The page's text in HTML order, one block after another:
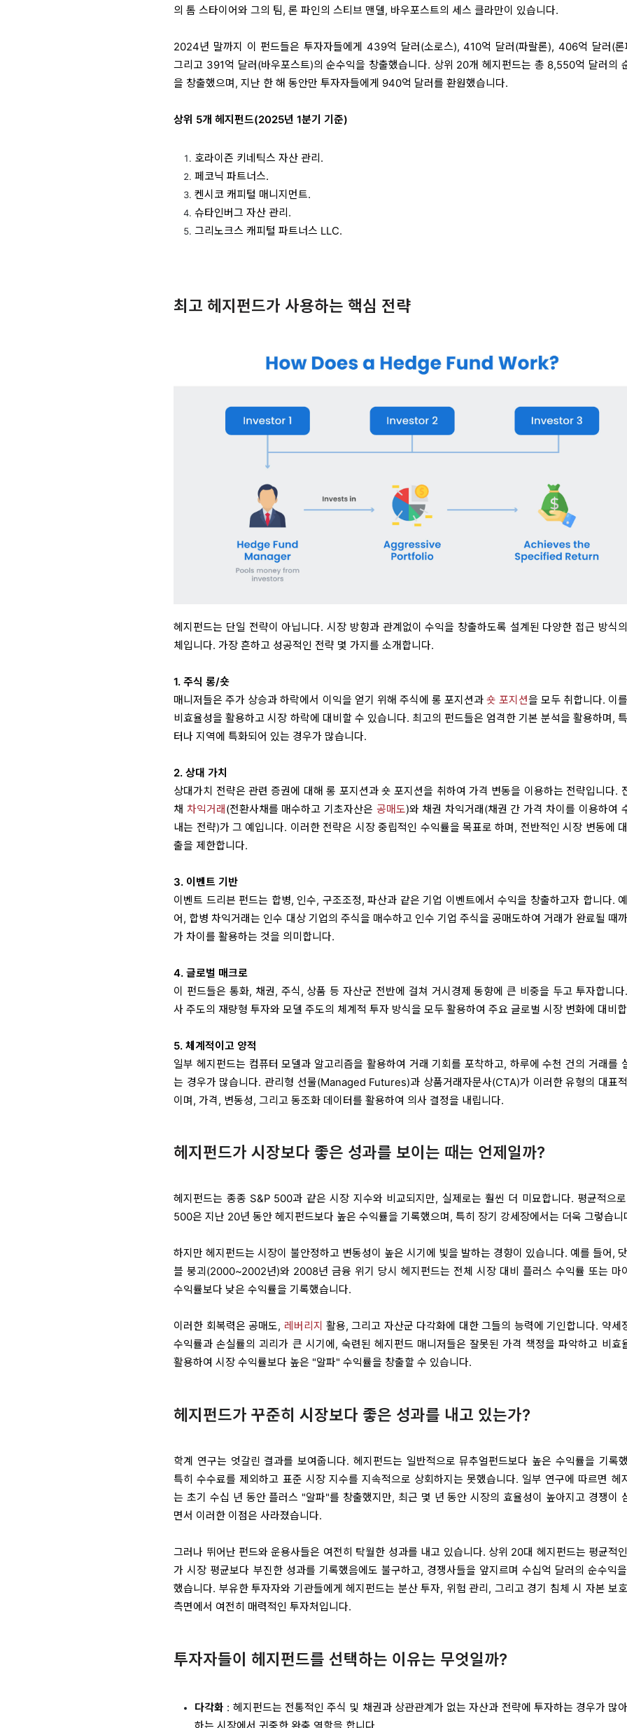
의 톰 스타이어와 그의 팀, 론 파인의 스티브 맨델, 바우포스트의 세스 클라만이 있습니다.
2024년 말까지 이 펀드들은 투자자들에게 439억 달러(소로스), 410억 달러(파랄론), 406억 달러(론
그리고 391억 달러(바우포스트)의 순수익을 창출했습니다. 상위 20개 헤지펀드는 총 8,550억 달러의
을 창출했으며, 지난 한 해 동안만 투자자들에게 940억 달러를 환원했습니다.
상위 5개 헤지펀드(2025년 1분기 기준)
호라이즌 키네틱스 자산 관리.
페코닉 파트너스.
켄시코 캐피털 매니지먼트.
슈타인버그 자산 관리.
그리노크스 캐피털 파트너스 LLC.
최고 헤지펀드가 사용하는 핵심 전략
헤지펀드는 단일 전략이 아닙니다. 시장 방향과 관계없이 수익을 창출하도록 설계된 다양한 접근 방식
체입니다. 가장 흔하고 성공적인 전략 몇 가지를 소개합니다.
1. 주식 롱/숏
매니저들은 주가 상승과 하락에서 이익을 얻기 위해 주식에 롱 포지션과숏 포지션을 모두 취합니다. 이
비효율성을 활용하고 시장 하락에 대비할 수 있습니다. 최고의 펀드들은 엄격한 기본 분석을 활용하며,
터나 지역에 특화되어 있는 경우가 많습니다.
2. 상대 가치
상대가치 전략은 관련 증권에 대해 롱 포지션과 숏 포지션을 취하여 가격 변동을 이용하는 전략입니다.
채 차익거래 (전환사채를 매수하고 기초자산은 공매도)와 채권 차익거래(채권 간 가격 차이를 이용하여
내는 전략)가 그 예입니다. 이러한 전략은 시장 중립적인 수익률을 목표로 하며, 전반적인 시장 변동에
출을 제한합니다.
3. 이벤트 기반
이벤트 드리븐 펀드는 합병, 인수, 구조조정, 파산과 같은 기업 이벤트에서 수익을 창출하고자 합니다.
어, 합병 차익거래는 인수 대상 기업의 주식을 매수하고 인수 기업 주식을 공매도하여 거래가 완료될 때
가 차이를 활용하는 것을 의미합니다.
4. 글로벌 매크로
이 펀드들은 통화, 채권, 주식, 상품 등 자산군 전반에 걸쳐 거시경제 동향에 큰 비중을 두고 투자합니다
사 주도의 재량형 투자와 모델 주도의 체계적 투자 방식을 모두 활용하여 주요 글로벌 시장 변화에 대비
5. 체계적이고 양적
일부 헤지펀드는 컴퓨터 모델과 알고리즘을 활용하여 거래 기회를 포착하고, 하루에 수천 건의 거래를
는 경우가 많습니다. 관리형 선물(Managed Futures)과 상품거래자문사(CTA)가 이러한 유형의 대표적
이며, 가격, 변동성, 그리고 동조화 데이터를 활용하여 의사 결정을 내립니다.
헤지펀드가 시장보다 좋은 성과를 보이는 때는 언제일까?
헤지펀드는 종종 S&P 500과 같은 시장 지수와 비교되지만, 실제로는 훨씬 더 미묘합니다. 평균적으
500은 지난 20년 동안 헤지펀드보다 높은 수익률을 기록했으며, 특히 장기 강세장에서는 더욱 그렇습니
하지만 헤지펀드는 시장이 불안정하고 변동성이 높은 시기에 빛을 발하는 경향이 있습니다. 예를 들어,
블 붕괴(2000~2002년)와 2008년 금융 위기 당시 헤지펀드는 전체 시장 대비 플러스 수익률 또는 마
수익률보다 낮은 수익률을 기록했습니다.
이러한 회복력은 공매도, 레버리지 활용, 그리고 자산군 다각화에 대한 그들의 능력에 기인합니다. 약세
수익률과 손실률의 괴리가 큰 시기에, 숙련된 헤지펀드 매니저들은 잘못된 가격 책정을 파악하고 비효
활용하여 시장 수익률보다 높은 "알파" 수익률을 창출할 수 있습니다.
헤지펀드가 꾸준히 시장보다 좋은 성과를 내고 있는가?
학계 연구는 엇갈린 결과를 보여줍니다. 헤지펀드는 일반적으로 뮤추얼펀드보다 높은 수익률을 기록
특히 수수료를 제외하고 표준 시장 지수를 지속적으로 상회하지는 못했습니다. 일부 연구에 따르면 헤
는 초기 수십 년 동안 플러스 "알파"를 창출했지만, 최근 몇 년 동안 시장의 효율성이 높아지고 경쟁이
면서 이러한 이점은 사라졌습니다.
그러나 뛰어난 펀드와 운용사들은 여전히 탁월한 성과를 내고 있습니다. 상위 20대 헤지펀드는 평균적
가 시장 평균보다 부진한 성과를 기록했음에도 불구하고, 경쟁사들을 앞지르며 수십억 달러의 순수익
했습니다. 부유한 투자자와 기관들에게 헤지펀드는 분산 투자, 위험 관리, 그리고 경기 침체 시 자본 보
측면에서 여전히 매력적인 투자처입니다.
투자자들이 헤지펀드를 선택하는 이유는 무엇일까?
다각화 : 헤지펀드는 전통적인 주식 및 채권과 상관관계가 없는 자산과 전략에 투자하는 경우가 많